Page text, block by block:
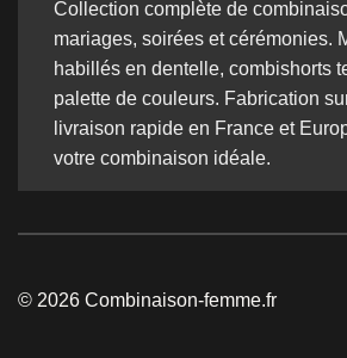
Collection complète de
mariages, soirées et cérémonies.
habillés en dentelle, combishorts
palette de couleurs. Fabrication
livraison rapide en France et
votre combinaison idéale.
© 2026 Combinaison-femme.fr